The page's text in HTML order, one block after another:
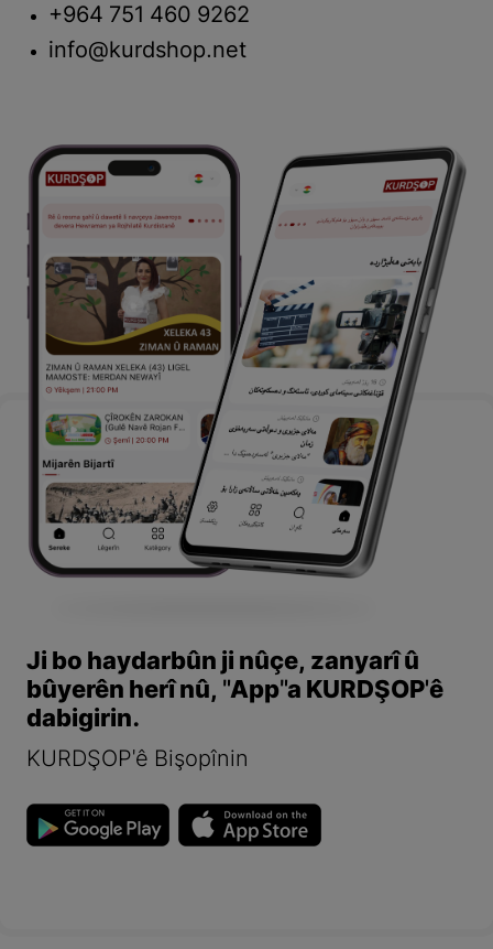
+964 751 460 9262
info@kurdshop.net
Ji bo haydarbûn ji nûçe, zanyarî û
bûyerên herî nû, "App"a KURDŞOP'ê
dabigirin.
KURDŞOP'ê Bişopînin